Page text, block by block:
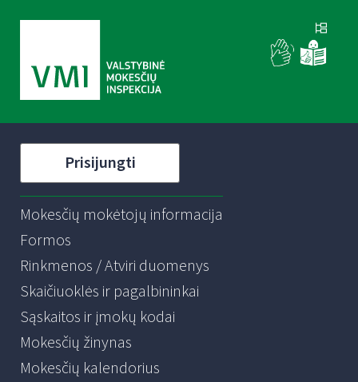
Prisijungti
Mokesčių mokėtojų informacija
Formos
Rinkmenos / Atviri duomenys
Skaičiuoklės ir pagalbininkai
Sąskaitos ir įmokų kodai
Mokesčių žinynas
Mokesčių kalendorius